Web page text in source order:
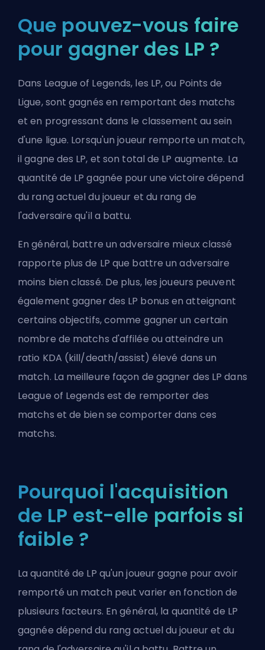
Que pouvez-vous faire
pour gagner des LP ?
Dans League of Legends, les LP, ou Points de
Ligue, sont gagnés en remportant des matchs
et en progressant dans le classement au sein
d'une ligue. Lorsqu'un joueur remporte un match,
il gagne des LP, et son total de LP augmente. La
quantité de LP gagnée pour une victoire dépend
du rang actuel du joueur et du rang de
l'adversaire qu'il a battu.
En général, battre un adversaire mieux classé
rapporte plus de LP que battre un adversaire
moins bien classé. De plus, les joueurs peuvent
également gagner des LP bonus en atteignant
certains objectifs, comme gagner un certain
nombre de matchs d'affilée ou atteindre un
ratio KDA (kill/death/assist) élevé dans un
match. La meilleure façon de gagner des LP dans
League of Legends est de remporter des
matchs et de bien se comporter dans ces
matchs.
Pourquoi l'acquisition
de LP est-elle parfois si
faible ?
La quantité de LP qu'un joueur gagne pour avoir
remporté un match peut varier en fonction de
plusieurs facteurs. En général, la quantité de LP
gagnée dépend du rang actuel du joueur et du